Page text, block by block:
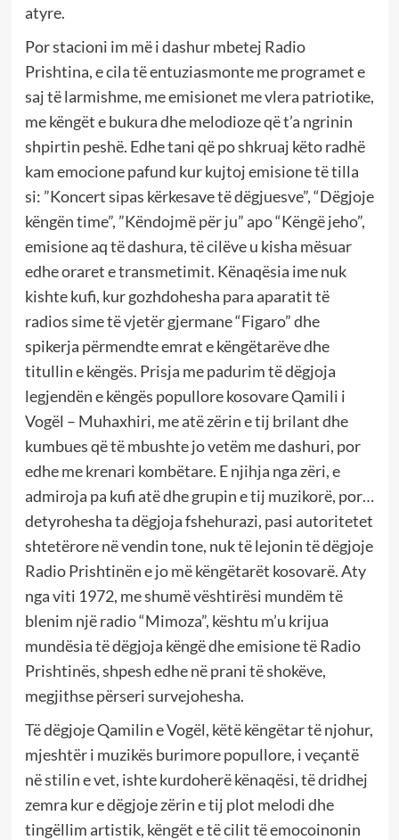
atyre.
Por stacioni im më i dashur mbetej Radio
Prishtina, e cila të entuziasmonte me programet e
saj të larmishme, me emisionet me vlera patriotike,
me këngët e bukura dhe melodioze që t’a ngrinin
shpirtin peshë. Edhe tani që po shkruaj këto radhë
kam emocione pafund kur kujtoj emisione të tilla
si: ”Koncert sipas kërkesave të dëgjuesve”, “Dëgjoje
këngën time”, ”Këndojmë për ju” apo “Këngë jeho”,
emisione aq të dashura, të cilëve u kisha mësuar
edhe oraret e transmetimit. Kënaqësia ime nuk
kishte kufi, kur gozhdohesha para aparatit të
radios sime të vjetër gjermane “Figaro” dhe
spikerja përmendte emrat e këngëtarëve dhe
titullin e këngës. Prisja me padurim të dëgjoja
legjendën e këngës popullore kosovare Qamili i
Vogël – Muhaxhiri, me atë zërin e tij brilant dhe
kumbues që të mbushte jo vetëm me dashuri, por
edhe me krenari kombëtare. E njihja nga zëri, e
admiroja pa kufi atë dhe grupin e tij muzikorë, por…
detyrohesha ta dëgjoja fshehurazi, pasi autoritetet
shtetërore në vendin tone, nuk të lejonin të dëgjoje
Radio Prishtinën e jo më këngëtarët kosovarë. Aty
nga viti 1972, me shumë vështirësi mundëm të
blenim një radio “Mimoza”, kështu m’u krijua
mundësia të dëgjoja këngë dhe emisione të Radio
Prishtinës, shpesh edhe në prani të shokëve,
megjithse përseri survejohesha.
Të dëgjoje Qamilin e Vogël, këtë këngëtar të njohur,
mjeshtër i muzikës burimore popullore, i veçantë
në stilin e vet, ishte kurdoherë kënaqësi, të dridhej
zemra kur e dëgjoje zërin e tij plot melodi dhe
tingëllim artistik, këngët e të cilit të emocoinonin